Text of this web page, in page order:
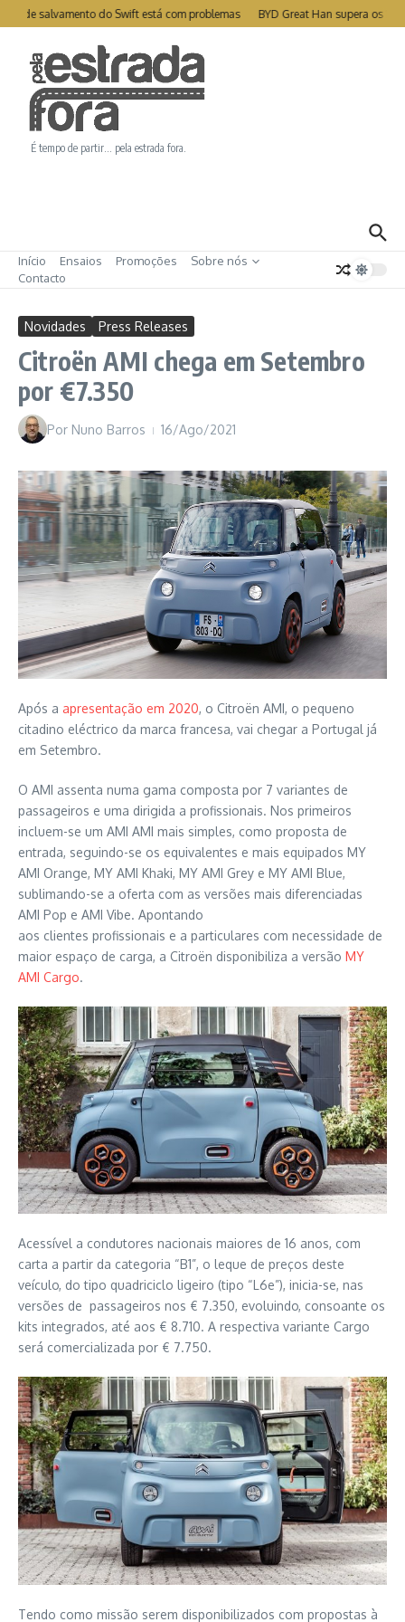
Ir para o conteúdo
de salvamento do Swift está com problemas BYD Great Han supera os
É tempo de partir… pela estrada fora.
Início Ensaios Promoções
Sobre nós
Contacto
Novidades Press Releases
Citroën AMI chega em Setembro
por €7.350
Por Nuno Barros 16/Ago/2021
Após a apresentação em 2020, o Citroën AMI, o pequeno
citadino eléctrico da marca francesa, vai chegar a Portugal já
em Setembro.
O AMI assenta numa gama composta por 7 variantes de
passageiros e uma dirigida a profissionais. Nos primeiros
incluem-se um AMI AMI mais simples, como proposta de
entrada, seguindo-se os equivalentes e mais equipados MY
AMI Orange, MY AMI Khaki, MY AMI Grey e MY AMI Blue,
sublimando-se a oferta com as versões mais diferenciadas
AMI Pop e AMI Vibe. Apontando
aos clientes profissionais e a particulares com necessidade de
maior espaço de carga, a Citroën disponibiliza a versão MY
AMI Cargo.
Acessível a condutores nacionais maiores de 16 anos, com
carta a partir da categoria “B1”, o leque de preços deste
veículo, do tipo quadriciclo ligeiro (tipo “L6e”), inicia-se, nas
versões de passageiros nos € 7.350, evoluindo, consoante os
kits integrados, até aos € 8.710. A respectiva variante Cargo
será comercializada por € 7.750.
Tendo como missão serem disponibilizados com propostas à